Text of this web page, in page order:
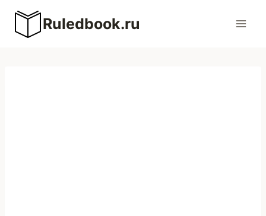
Перейти
содержимому
Ruledbook.ru